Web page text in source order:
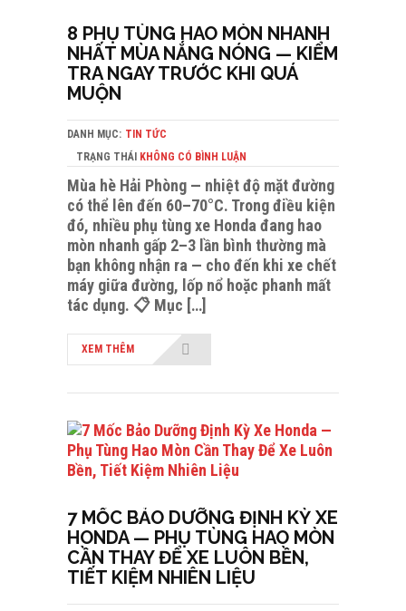
8 PHỤ TÙNG HAO MÒN NHANH
NHẤT MÙA NẮNG NÓNG — KIỂM
TRA NGAY TRƯỚC KHI QUÁ
MUỘN
DANH MỤC: TIN TỨC
TRẠNG THÁI KHÔNG CÓ BÌNH LUẬN
Mùa hè Hải Phòng — nhiệt độ mặt đường
có thể lên đến 60–70°C. Trong điều kiện
đó, nhiều phụ tùng xe Honda đang hao
mòn nhanh gấp 2–3 lần bình thường mà
bạn không nhận ra — cho đến khi xe chết
máy giữa đường, lốp nổ hoặc phanh mất
tác dụng. 📋 Mục […]
XEM THÊM
7 MỐC BẢO DƯỠNG ĐỊNH KỲ XE
HONDA — PHỤ TÙNG HAO MÒN
CẦN THAY ĐỂ XE LUÔN BỀN,
TIẾT KIỆM NHIÊN LIỆU